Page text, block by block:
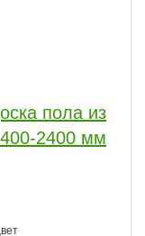
пола из
2400 мм